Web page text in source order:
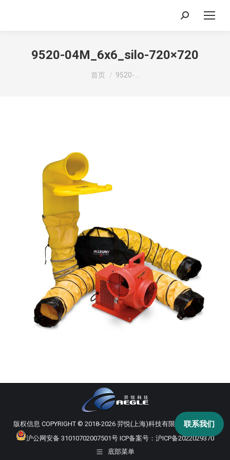
搜
9520-04M_6x6_silo-720×720
你在这里：
首页 9520-…
版权信息 COPYRIGHT © 2018-2026 羿悦(上海)科技有限公司 版权所有
沪公网安备 31010702007501号 ICP备案号： 沪ICP备2022029370
底部菜单
联系我们